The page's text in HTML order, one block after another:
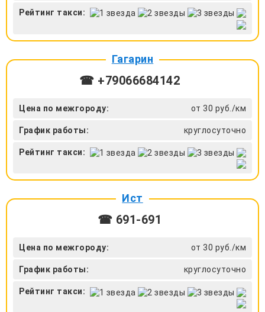
Рейтинг такси:
Гагарин
☎ +79066684142
Цена по межгороду: от 30 руб./км
График работы: круглосуточно
Рейтинг такси:
Ист
☎ 691-691
Цена по межгороду: от 30 руб./км
График работы: круглосуточно
Рейтинг такси: